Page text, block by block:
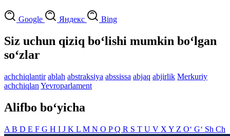
Google Яндекс Bing
Siz uchun qiziq bo‘lishi mumkin bo‘lgan
so‘zlar
achchiqlantir ablah abstraksiya abssissa abjaq abjirlik Merkuriy
achchiqlan Yevroparlament
Alifbo bo‘yicha
A B D E F G H I J K L M N O PQ R S T U V X Y Z O‘ G‘ Sh Ch